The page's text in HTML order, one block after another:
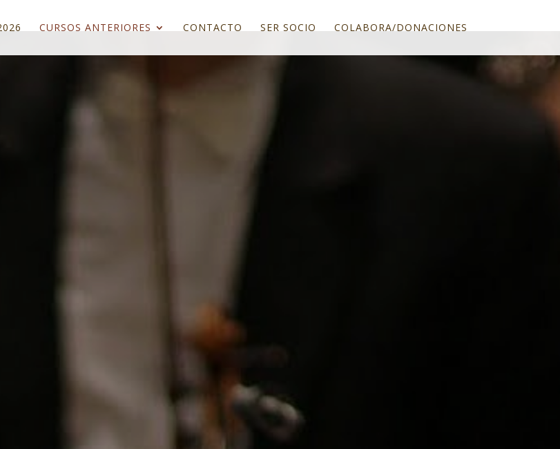
CURSOS ANTERIORES CONTACTO SER SOCIO COLABORA/DONACIONES